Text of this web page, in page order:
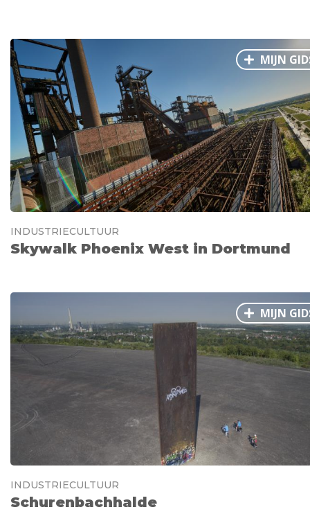
MIJN
INDUSTRIECULTUUR
Skywalk Phoenix West in Dortmund
MIJN
INDUSTRIECULTUUR
Schurenbachhalde